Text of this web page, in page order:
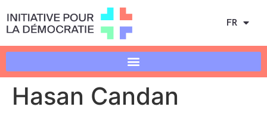
FR
Hasan Candan